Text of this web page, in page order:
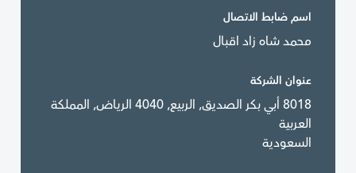
اسم ضابط الاتصال
محمد شاه زاد اقبال
عنوان الشركة
8018 أبي بكر الصديق, الربيع, 4040 الرياض, المملكة
العربية
السعودية